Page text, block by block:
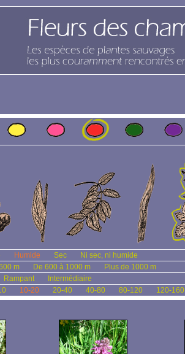
Humide Sec
Ni sec, ni humide
m De 600 à 1000 m
Plus de 1000 m
Rampant
Intermédiaire
10-20 20-40 40-80 80-120 120-160